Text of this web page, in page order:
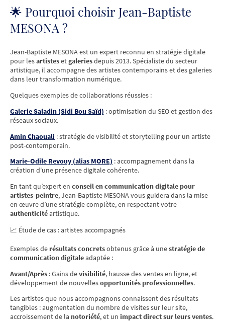
🌟 Pourquoi choisir Jean-Baptiste
MESONA ?
Jean-Baptiste MESONA est un expert reconnu en stratégie digitale
pour lesartistesetgaleriesdepuis 2013. Spécialiste du secteur
artistique, il accompagne des artistes contemporains et des galeries
dans leur transformation numérique.
Quelques exemples de collaborations réussies :
Galerie Saladin (Sidi Bou Saïd) : optimisation du SEO et gestion des
réseaux sociaux.
Amin Chaouali : stratégie de visibilité et storytelling pour un artiste
post-contemporain.
Marie-Odile Revouy (alias MORE) : accompagnement dans la
création d'une présence digitale cohérente.
En tant qu’expert en conseil en communication digitale pour
artistes-peintre, Jean-Baptiste MESONA vous guidera dans la mise
en œuvre d’une stratégie complète, en respectant votre
authenticitéartistique.
📈 Étude de cas : artistes accompagnés
Exemples de résultats concretsobtenus grâce à unestratégie de
communication digitaleadaptée :
Avant/Après : Gains devisibilité, hausse des ventes en ligne, et
développement de nouvellesopportunités professionnelles.
Les artistes que nous accompagnons connaissent des résultats
tangibles : augmentation du nombre de visites sur leur site,
accroissement de la notoriété, et un impact direct sur leurs ventes.